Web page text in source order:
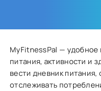
MyFitnessPal —
питания, активности и
вести дневник питания,
отслеживать